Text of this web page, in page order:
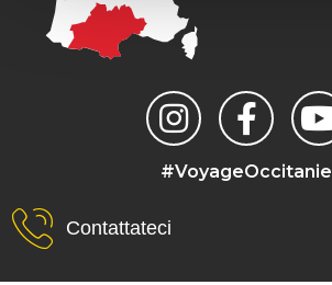
#VoyageOccitanie
Contattateci